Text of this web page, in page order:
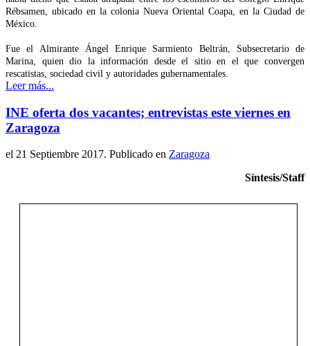
Rébsamen, ubicado en la colonia Nueva Oriental Coapa, en la Ciudad de
México.
Fue el Almirante Ángel Enrique Sarmiento Beltrán, Subsecretario de
Marina, quien dio la información desde el sitio en el que convergen
rescatistas, sociedad civil y autoridades gubernamentales.
Leer más...
INE oferta dos vacantes; entrevistas este viernes en
Zaragoza
el 21 Septiembre 2017. Publicado en Zaragoza
Síntesis/Staff